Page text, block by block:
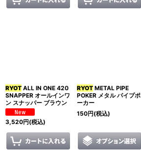
RYOT ALL IN ONE 420
SNAPPER オールインワ
ン スナッパー ブラウン
3,520円(税込)
RYOTMETAL PIPE
POKER メタル パイプポ
ーカー
150円(税込)